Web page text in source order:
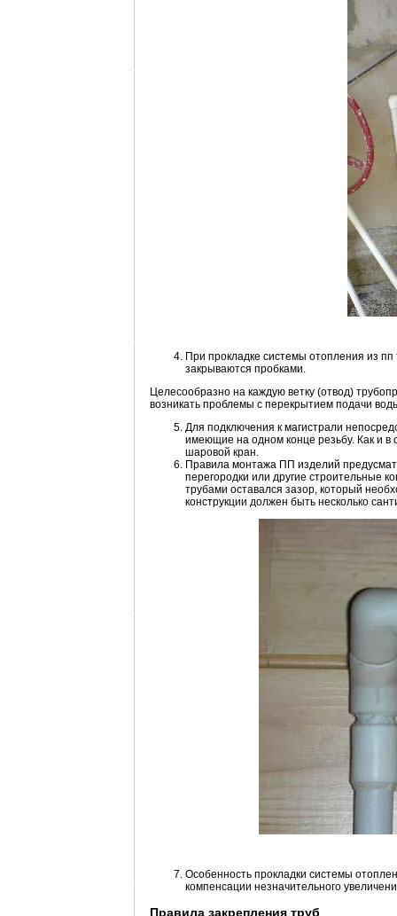
При прокладке системы отопления из
закрываются пробками.
Целесообразно на каждую ветку (отвод)
возникать проблемы с перекрытием подачи
Для подключения к магистрали
имеющие на одном конце резьбу. Как и в
шаровой кран.
Правила монтажа ПП изделий
перегородки или другие строительные
трубами оставался зазор, который
конструкции должен быть несколько
Особенность прокладки системы
компенсации незначительного
Правила закрепления труб